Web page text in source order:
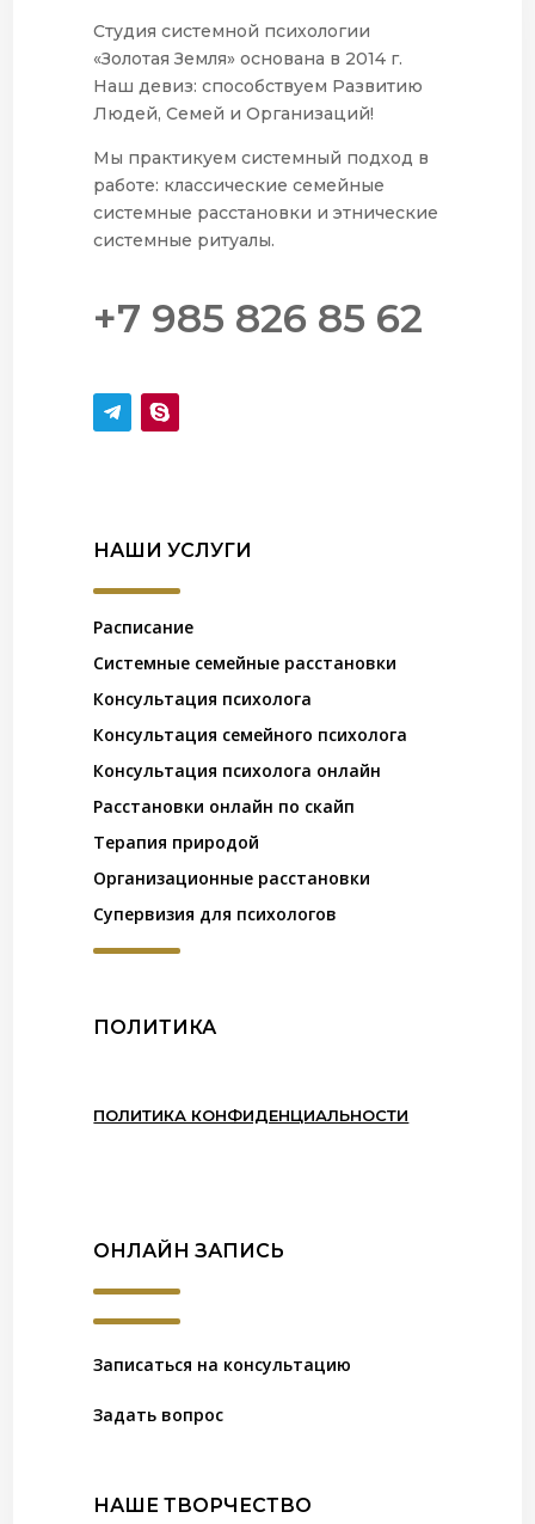
Студия системной психологии
«Золотая Земля» основана в 2014 г.
Наш девиз: способствуем Развитию
Людей, Семей и Организаций!
Мы практикуем системный подход в
работе: классические семейные
системные расстановки и этнические
системные ритуалы.
+7 985 826 85 62
НАШИ УСЛУГИ
Расписание
Системные семейные расстановки
Консультация психолога
Консультация семейного психолога
Консультация психолога онлайн
Расстановки онлайн по скайп
Терапия природой
Организационные расстановки
Супервизия для психологов
ПОЛИТИКА
ПОЛИТИКА КОНФИДЕНЦИАЛЬНОСТИ
ОНЛАЙН ЗАПИСЬ
Записаться на консультацию
Задать вопрос
НАШЕ ТВОРЧЕСТВО